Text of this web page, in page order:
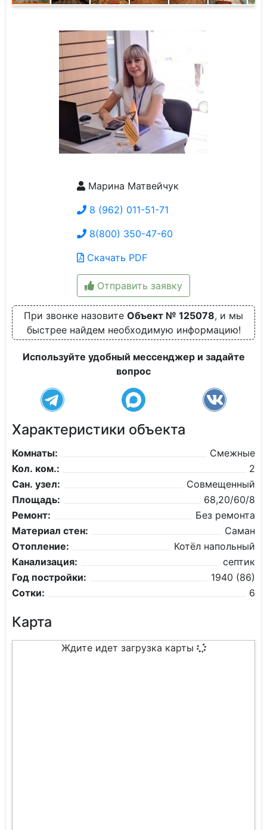
Марина Матвейчук
8 (962) 011-51-71
8(800) 350-47-60
Скачать PDF
Отправить заявку
При звонке назовите Объект № 125078, и мы
быстрее найдем необходимую информацию!
Используйте удобный мессенджер и задайте
вопрос
Характеристики объекта
Комнаты:
Смежные
Кол. ком.:
2
Сан. узел:
Совмещенный
Площадь:
68,20/60/8
Ремонт:
Без ремонта
Материал стен:
Саман
Отопление:
Котёл напольный
Канализация:
септик
Год постройки:
1940 (86)
Сотки:
6
Карта
Ждите идет загрузка карты